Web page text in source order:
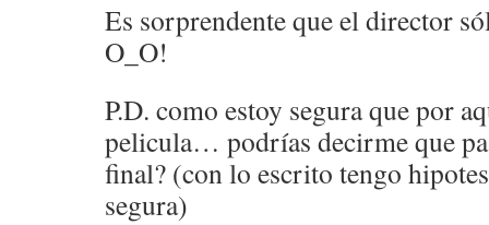
Es sorprendente que el director
O_O!
P.D. como estoy segura que por
pelicula… podrías decirme que
final? (con lo escrito tengo
segura)